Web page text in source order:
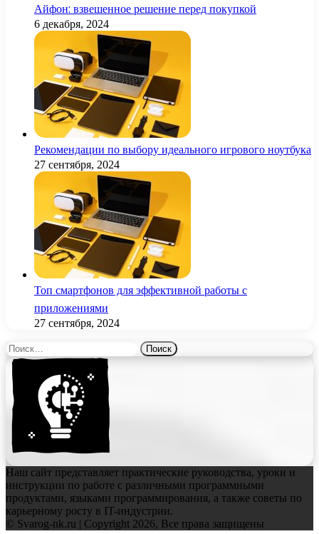
Айфон: взвешенное решение перед покупкой
6 декабря, 2024
Рекомендации по выбору идеального игрового ноутбука
27 сентября, 2024
Топ смартфонов для эффективной работы с
приложениями
27 сентября, 2024
Найти:
Наш сайт представляет практические руководства, уроки и
инструкции по работе с различными программными
продуктами, языками программирования, а также советы по
карьерному росту в IT-индустрии.
© Svarog-nk.ru | Copyright 2026, Все права защищены